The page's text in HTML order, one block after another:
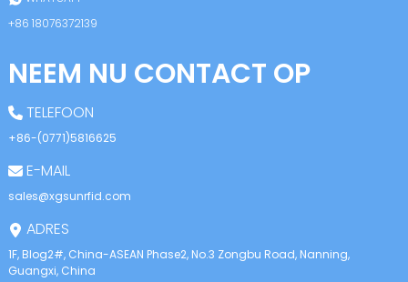
+86 18076372139
NEEM NU CONTACT OP
TELEFOON
+86-(0771)5816625
E-MAIL
sales@xgsunrfid.com
ADRES
1F, Blog2#, China-ASEAN Phase2, No.3 Zongbu Road, Nanning,
Guangxi, China